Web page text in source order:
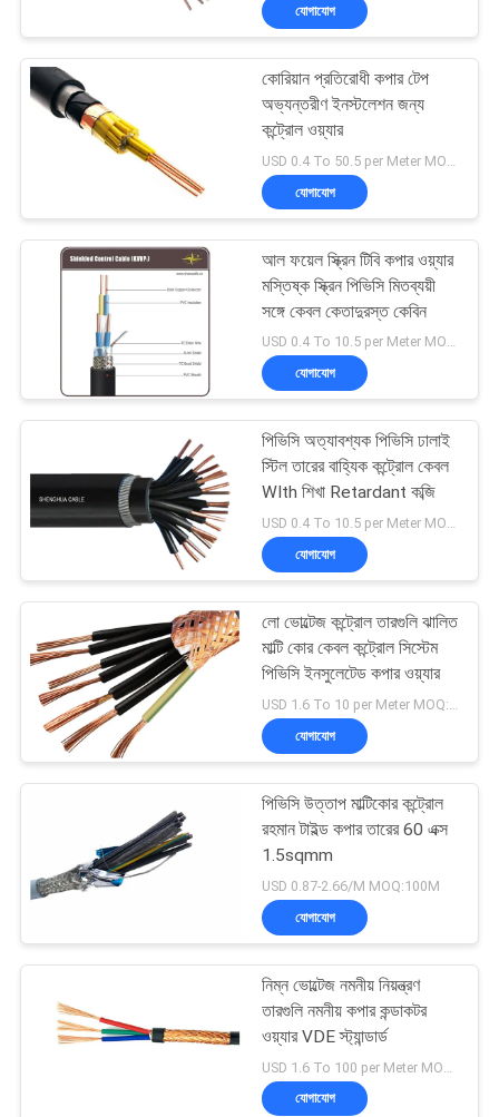
কারখানা
ভ্রমণ
আমাদের
যোগাযোগ
করুন
খবর
উদ্ধৃতির
জন্য
আবেদন
NEWS
ম্যাপ
গোপনীয়তা
যোগাযোগ
কোরিয়ান প্রতিরোধী কপার টেপ
অভ্যন্তরীণ ইনস্টলেশন জন্য
কন্ট্রোল ওয়্যার
যোগাযোগ
আল ফয়েল স্ক্রিন টিবি কপার ওয়্যার
মস্তিষ্ক স্ক্রিন পিভিসি মিতব্যয়ী
সঙ্গে কেবল কেতাদুরস্ত কেবিন
USD 0.4 To 10.5 per Meter MOQ:1000m
যোগাযোগ
পিভিসি অত্যাবশ্যক পিভিসি ঢালাই
স্টিল তারের বাহ্যিক কন্ট্রোল কেবল
WIth শিখা Retardant কব্জি
USD 0.4 To 10.5 per Meter MOQ:1000m
যোগাযোগ
লো ভোল্টেজ কন্ট্রোল তারগুলি ঝালিত
মাল্টি কোর কেবল কন্ট্রোল সিস্টেম
পিভিসি ইনসুলেটেড কপার ওয়্যার
যোগাযোগ
পিভিসি উত্তাপ মাল্টিকোর কন্ট্রোল
রহমান টাইল্ড কপার তারের 60 এক্স
1.5sqmm
USD 0.87-2.66/M MOQ:100M
যোগাযোগ
নিম্ন ভোল্টেজ নমনীয় নিয়ন্ত্রণ
তারগুলি নমনীয় কপার কন্ডাকটর
ওয়্যার VDE স্ট্যান্ডার্ড
যোগাযোগ